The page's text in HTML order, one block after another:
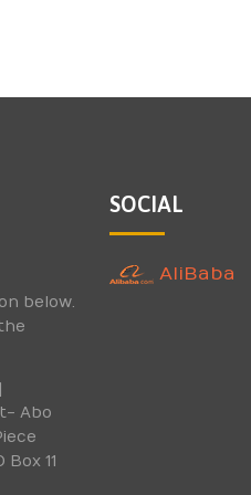
below.
Abo
11
SOCIAL
AliBaba